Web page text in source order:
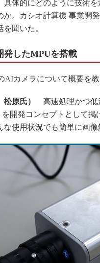
具体的にどのように技術
か。カシオ計算機 事業開
聞いた。
発したMPUを搭載
カメラについて概要を教
原氏）
高速処理かつ低
を開発コンセプトとして
な使用状況でも簡単に画像